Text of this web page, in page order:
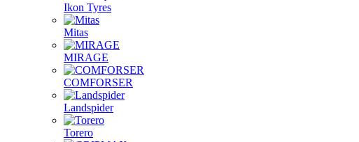
Ikon Tyres
Mitas
MIRAGE
COMFORSER
Landspider
Torero